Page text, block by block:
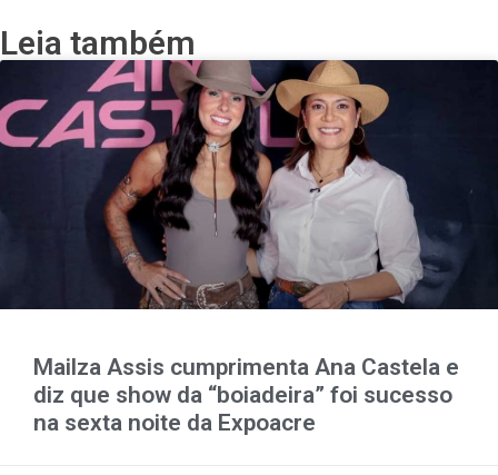
Leia também
Mailza Assis cumprimenta Ana Castela e
diz que show da “boiadeira” foi sucesso
na sexta noite da Expoacre